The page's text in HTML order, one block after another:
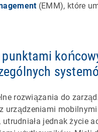
(EMM), które
rozwiązania do
urządzeniami
jednak życie